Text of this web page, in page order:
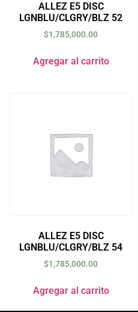
ALLEZ E5 DISC
LGNBLU/CLGRY/BLZ 52
$1,785,000.00
Agregar al carrito
ALLEZ E5 DISC
LGNBLU/CLGRY/BLZ 54
$1,785,000.00
Agregar al carrito